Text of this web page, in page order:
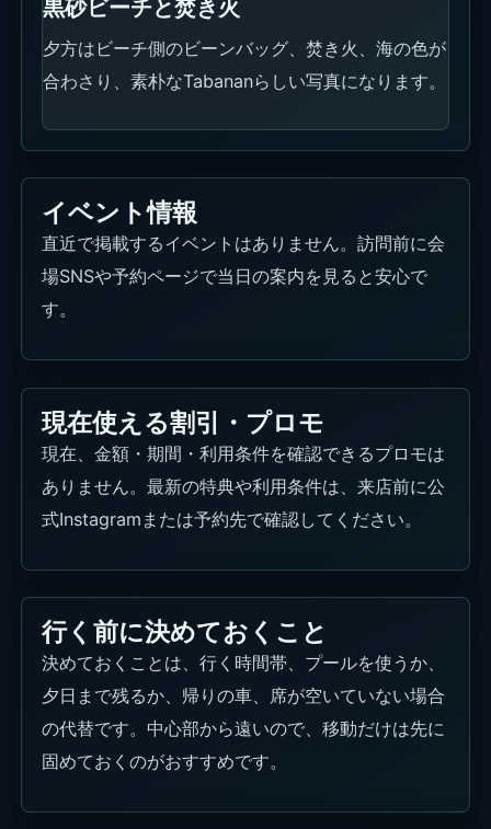
黒砂ビーチと焚き火
夕方はビーチ側のビーンバッグ、焚き火、海の色が
合わさり、素朴なTabananらしい写真になります。
イベント情報
直近で掲載するイベントはありません。訪問前に会
場SNSや予約ページで当日の案内を見ると安心で
す。
現在使える割引・プロモ
現在、金額・期間・利用条件を確認できるプロモは
ありません。最新の特典や利用条件は、来店前に公
式Instagramまたは予約先で確認してください。
行く前に決めておくこと
決めておくことは、行く時間帯、プールを使うか、
夕日まで残るか、帰りの車、席が空いていない場合
の代替です。中心部から遠いので、移動だけは先に
固めておくのがおすすめです。